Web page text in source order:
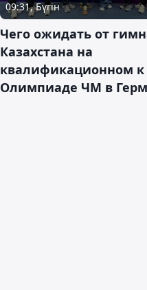
09:31, Бүгін
Чего ожидать от
Казахстана на
квалификационном к
Олимпиаде ЧМ в